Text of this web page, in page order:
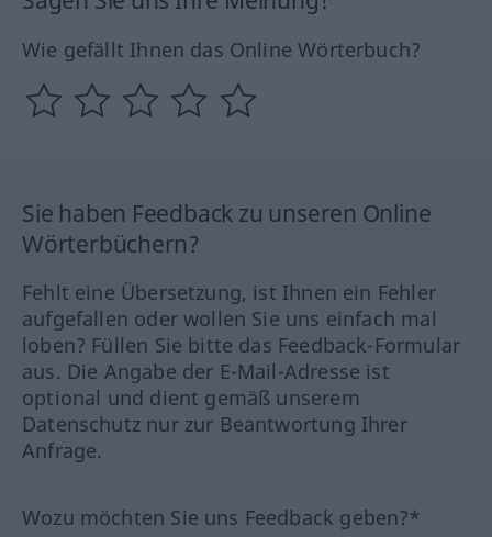
Wie gefällt Ihnen das Online Wörterbuch?
Sie haben Feedback zu unseren Online
Wörterbüchern?
Fehlt eine Übersetzung, ist Ihnen ein Fehler
aufgefallen oder wollen Sie uns einfach mal
loben? Füllen Sie bitte das Feedback-Formular
aus. Die Angabe der E-Mail-Adresse ist
optional und dient gemäß unserem
Datenschutz nur zur Beantwortung Ihrer
Anfrage.
Wozu möchten Sie uns Feedback geben?*